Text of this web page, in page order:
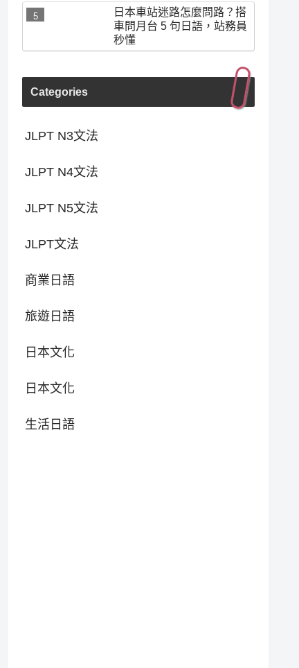
日本車站迷路怎麼問路？搭
車問月台 5 句日語，站務員
秒懂
Categories
JLPT N3文法
JLPT N4文法
JLPT N5文法
JLPT文法
商業日語
旅遊日語
日本文化
日本文化
生活日語